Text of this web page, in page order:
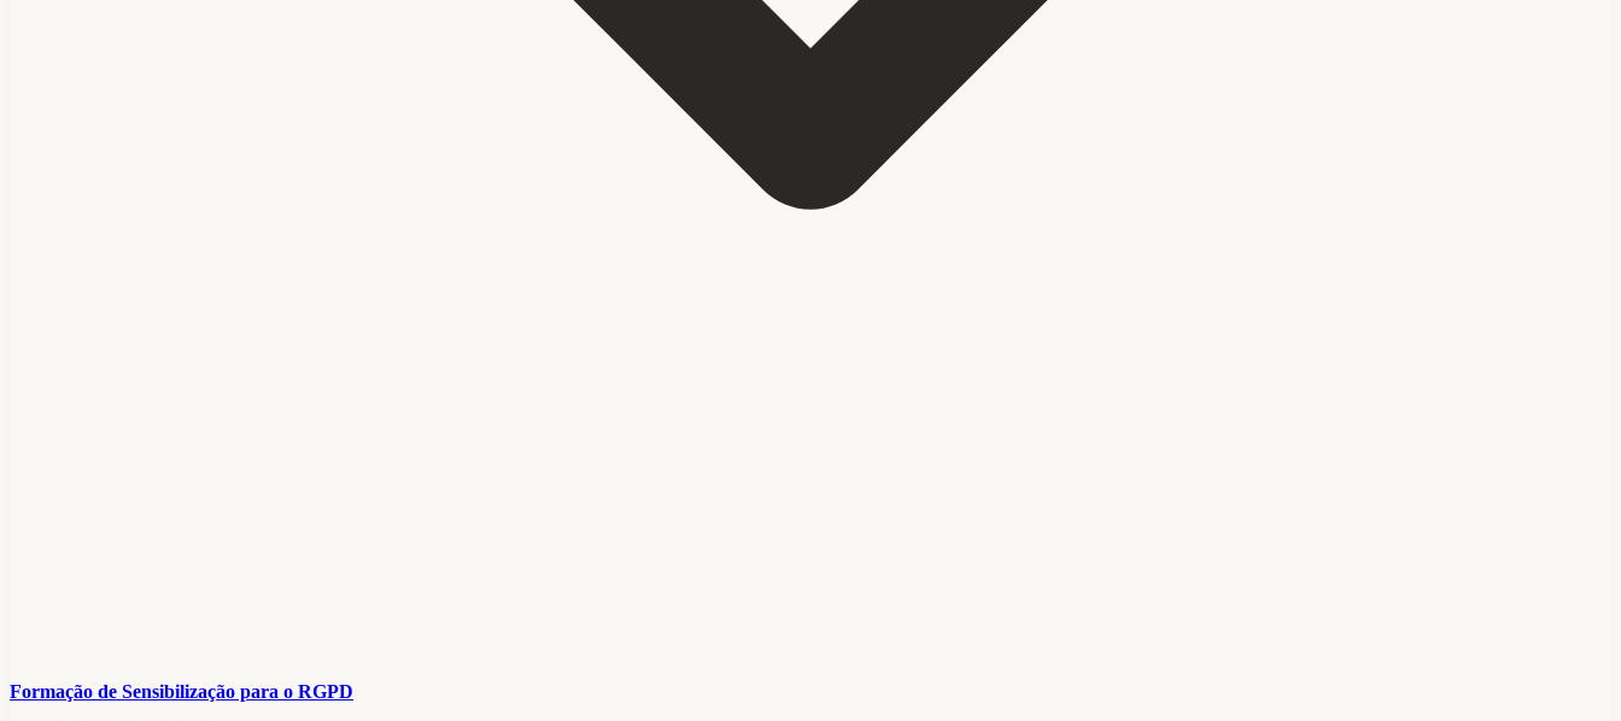
Formação de Sensibilização para o RGPD